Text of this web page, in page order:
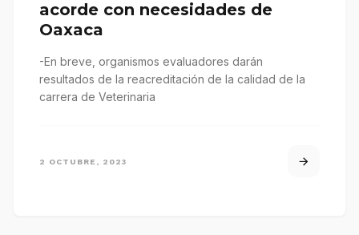
acorde con necesidades de
Oaxaca
-En breve, organismos evaluadores darán
resultados de la reacreditación de la calidad de la
carrera de Veterinaria
2 OCTUBRE, 2023